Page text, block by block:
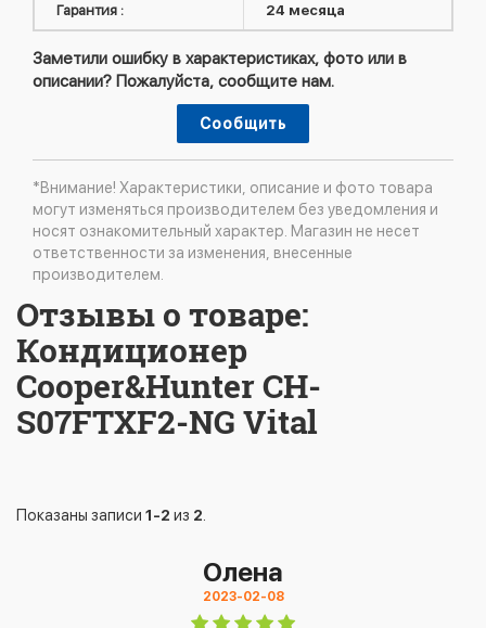
Гарантия : 24 месяца
Заметили ошибку в характеристиках, фото или в
описании? Пожалуйста, сообщите нам.
Сообщить
*Внимание! Характеристики, описание и фото товара
могут изменяться производителем без уведомления и
носят ознакомительный характер. Магазин не несет
ответственности за изменения, внесенные
производителем.
Отзывы о товаре:
Кондиционер
Cooper&Hunter CH-
S07FTXF2-NG Vital
Показаны записи 1-2 из 2
Олена
2023-02-08